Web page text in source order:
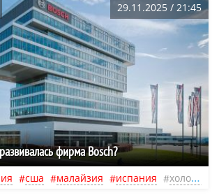
29.11.2025 / 21:45
фирма Bosch?
сша малайзия испания холодильник